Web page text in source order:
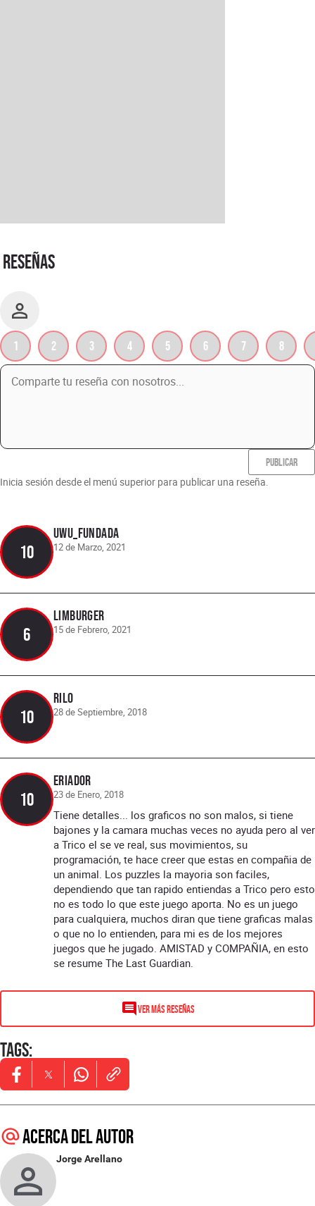
RESEÑAS
1 2 3 4 5 6 7 8
PUBLICAR
Inicia sesión desde el menú superior para publicar una reseña.
10
Uwu_fundada
12 de Marzo, 2021
6
Limburger
15 de Febrero, 2021
10
Rilo
28 de Septiembre, 2018
10
eriad0r
23 de Enero, 2018
Tiene detalles... los graficos no son malos, si tiene
bajones y la camara muchas veces no ayuda pero al ver
a Trico el se ve real, sus movimientos, su
programación, te hace creer que estas en compañia de
un animal. Los puzzles la mayoria son faciles,
dependiendo que tan rapido entiendas a Trico pero esto
no es todo lo que este juego aporta. No es un juego
para cualquiera, muchos diran que tiene graficas malas
o que no lo entienden, para mi es de los mejores
juegos que he jugado. AMISTAD y COMPAÑIA, en esto
se resume The Last Guardian.
VER MÁS RESEÑAS
Tags:
Opens in new window
Opens in new window
Opens in new window
Acerca del autor
Jorge Arellano